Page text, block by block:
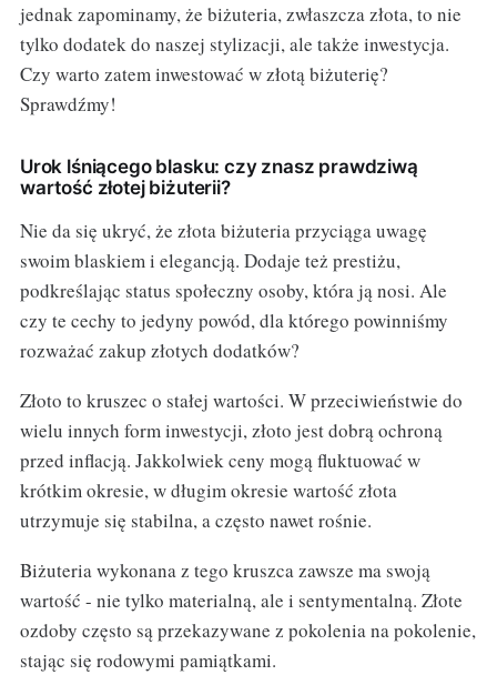
jednak zapominamy, że biżuteria, zwłaszcza złota, to nie
tylko dodatek do naszej stylizacji, ale także inwestycja.
Czy warto zatem inwestować w złotą biżuterię?
Sprawdźmy!
Urok lśniącego blasku: czy znasz prawdziwą
wartość złotej biżuterii?
Nie da się ukryć, że złota biżuteria przyciąga uwagę
swoim blaskiem i elegancją. Dodaje też prestiżu,
podkreślając status społeczny osoby, która ją nosi. Ale
czy te cechy to jedyny powód, dla którego powinniśmy
rozważać zakup złotych dodatków?
Złoto to kruszec o stałej wartości. W przeciwieństwie do
wielu innych form inwestycji, złoto jest dobrą ochroną
przed inflacją. Jakkolwiek ceny mogą fluktuować w
krótkim okresie, w długim okresie wartość złota
utrzymuje się stabilna, a często nawet rośnie.
Biżuteria wykonana z tego kruszca zawsze ma swoją
wartość - nie tylko materialną, ale i sentymentalną. Złote
ozdoby często są przekazywane z pokolenia na pokolenie,
stając się rodowymi pamiątkami.